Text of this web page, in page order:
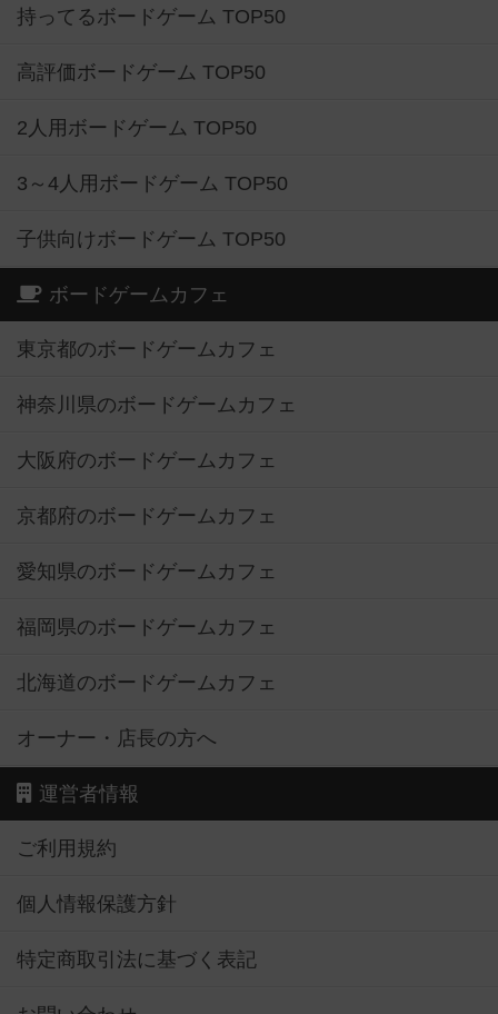
持ってるボードゲーム TOP50
高評価ボードゲーム TOP50
2人用ボードゲーム TOP50
3～4人用ボードゲーム TOP50
子供向けボードゲーム TOP50
ボードゲームカフェ
東京都のボードゲームカフェ
神奈川県のボードゲームカフェ
大阪府のボードゲームカフェ
京都府のボードゲームカフェ
愛知県のボードゲームカフェ
福岡県のボードゲームカフェ
北海道のボードゲームカフェ
オーナー・店長の方へ
運営者情報
ご利用規約
個人情報保護方針
特定商取引法に基づく表記